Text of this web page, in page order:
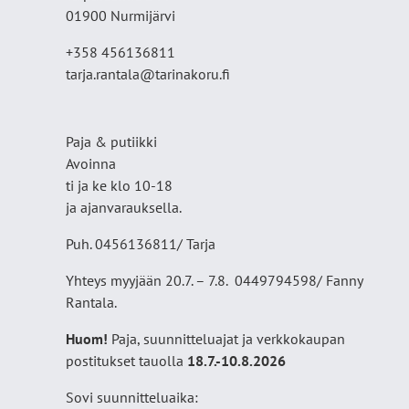
01900 Nurmijärvi
+358 456136811
tarja.rantala@tarinakoru.fi
Paja & putiikki
Avoinna
ti ja ke klo 10-18
ja ajanvarauksella.
Puh. 0456136811/ Tarja
Yhteys myyjään 20.7. – 7.8. 0449794598/ Fanny
Rantala.
Huom! Paja, suunnitteluajat ja verkkokaupan
postitukset tauolla 18.7.-10.8.2026
Sovi suunnitteluaika: